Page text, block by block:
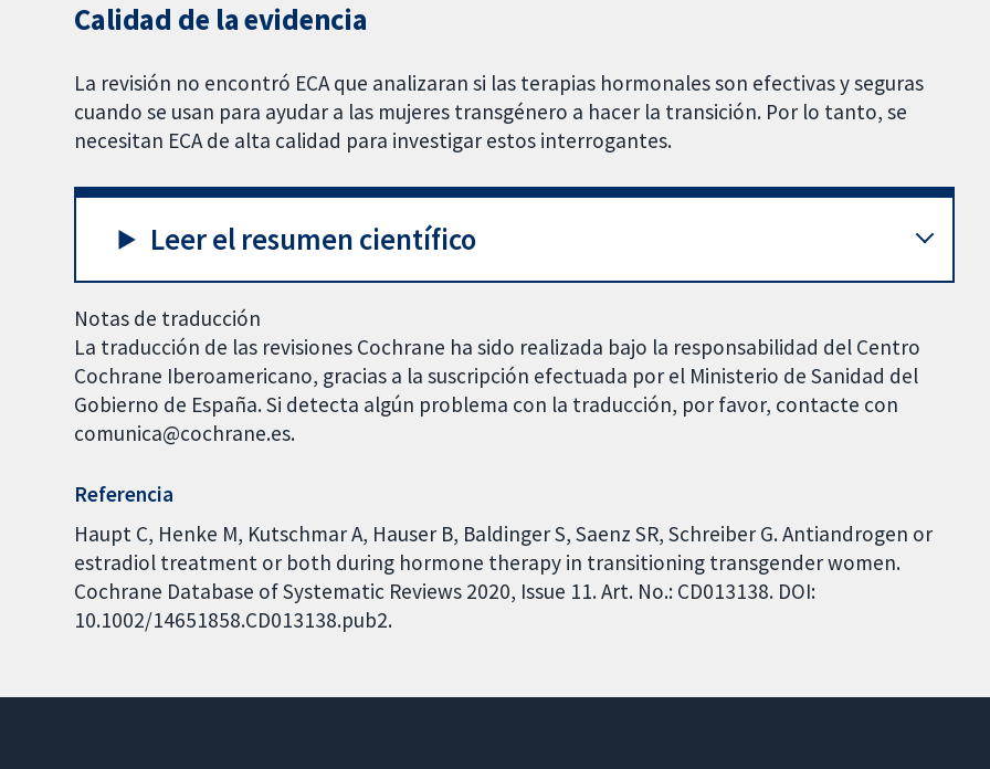
Calidad de la evidencia
La revisión no encontró ECA que analizaran si las terapias hormonales son efectivas y seguras
cuando se usan para ayudar a las mujeres transgénero a hacer la transición. Por lo tanto, se
necesitan ECA de alta calidad para investigar estos interrogantes.
Leer el resumen científico
Notas de traducción
La traducción de las revisiones Cochrane ha sido realizada bajo la responsabilidad del Centro
Cochrane Iberoamericano, gracias a la suscripción efectuada por el Ministerio de Sanidad del
Gobierno de España. Si detecta algún problema con la traducción, por favor, contacte con
comunica@cochrane.es.
Referencia
Haupt C, Henke M, Kutschmar A, Hauser B, Baldinger S, Saenz SR, Schreiber G. Antiandrogen or
estradiol treatment or both during hormone therapy in transitioning transgender women.
Cochrane Database of Systematic Reviews 2020, Issue 11. Art. No.: CD013138. DOI:
10.1002/14651858.CD013138.pub2.